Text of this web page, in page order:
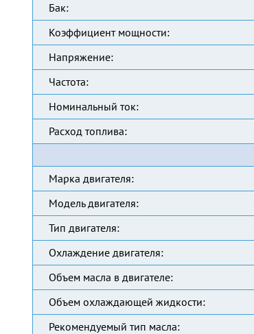
Бак:
Коэффициент мощности:
Напряжение:
Частота:
Номинальный ток:
Расход топлива:
Марка двигателя:
Модель двигателя:
Тип двигателя:
Охлаждение двигателя:
Объем масла в двигателе:
Объем охлаждающей жидкости:
Рекомендуемый тип масла: